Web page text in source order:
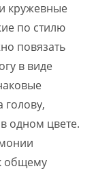
кружевные
по стилю
повязать
в виде
голову,
одном цвете.
общему